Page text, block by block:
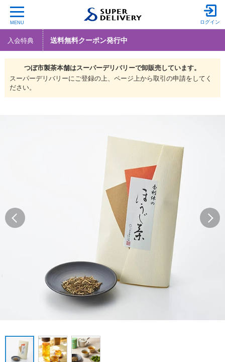
MENU ログイン
入会特典 送料無料クーポン発行中
つぼ市製茶本舗はスーパーデリバリーで卸販売しています。
スーパーデリバリーにご登録の上、ページ上から取引の申請をしてく
ださい。